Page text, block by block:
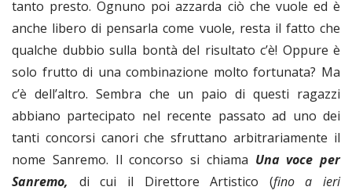
tanto presto. Ognuno poi azzarda ciò che vuole ed è
anche libero di pensarla come vuole, resta il fatto che
qualche dubbio sulla bontà del risultato c’è! Oppure è
solo frutto di una combinazione molto fortunata? Ma
c’è dell’altro. Sembra che un paio di questi ragazzi
abbiano partecipato nel recente passato ad uno dei
tanti concorsi canori che sfruttano arbitrariamente il
nome Sanremo. Il concorso si chiama Una voce per
Sanremo, di cui il Direttore Artistico (fino a ieri